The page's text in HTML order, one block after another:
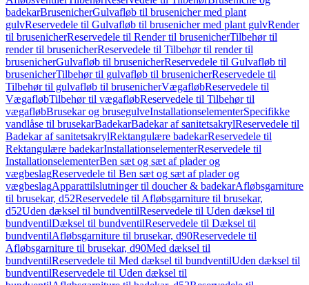
badekarBrusenicherGulvafløb til brusenicher med plant
gulvReservedele til Gulvafløb til brusenicher med plant gulvRender
til brusenicherReservedele til Render til brusenicherTilbehør til
render til brusenicherReservedele til Tilbehør til render til
brusenicherGulvafløb til brusenicherReservedele til Gulvafløb til
brusenicherTilbehør til gulvafløb til brusenicherReservedele til
Tilbehør til gulvafløb til brusenicherVægafløbReservedele til
VægafløbTilbehør til vægafløbReservedele til Tilbehør til
vægafløbBrusekar og brusegulveInstallationselementerSpecifikke
vandlåse til brusekarBadekarBadekar af sanitetsakrylReservedele til
Badekar af sanitetsakrylRektangulære badekarReservedele til
Rektangulære badekarInstallationselementerReservedele til
InstallationselementerBen sæt og sæt af plader og
vægbeslagReservedele til Ben sæt og sæt af plader og
vægbeslagApparattilslutninger til doucher & badekarAfløbsgarniture
til brusekar, d52Reservedele til Afløbsgarniture til brusekar,
d52Uden dæksel til bundventilReservedele til Uden dæksel til
bundventilDæksel til bundventilReservedele til Dæksel til
bundventilAfløbsgarniture til brusekar, d90Reservedele til
Afløbsgarniture til brusekar, d90Med dæksel til
bundventilReservedele til Med dæksel til bundventilUden dæksel til
bundventilReservedele til Uden dæksel til